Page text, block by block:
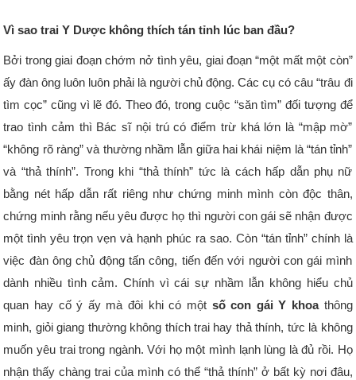
Vì sao trai Y Dược không thích tán tỉnh lúc ban đầu?
Bởi trong giai đoạn chớm nở tình yêu, giai đoạn “một mất một còn”
ấy đàn ông luôn luôn phải là người chủ động. Các cụ có câu “trâu đi
tìm cọc” cũng vì lẽ đó. Theo đó, trong cuộc “săn tìm” đối tượng để
trao tình cảm thì Bác sĩ nội trú có điểm trừ khá lớn là “mập mờ”
“không rõ ràng” và thường nhầm lẫn giữa hai khái niệm là “tán tỉnh”
và “thả thính”. Trong khi “thả thính” tức là cách hấp dẫn phụ nữ
bằng nét hấp dẫn rất riêng như chứng minh mình còn độc thân,
chứng minh rằng nếu yêu được họ thì người con gái sẽ nhận được
một tình yêu trọn vẹn và hạnh phúc ra sao. Còn “tán tỉnh” chính là
việc đàn ông chủ động tấn công, tiến đến với người con gái mình
dành nhiều tình cảm. Chính vì cái sự nhầm lẫn không hiểu chủ
quan hay cố ý ấy mà đôi khi có một số con gái Y khoa thông
minh, giỏi giang thường không thích trai hay thả thính, tức là không
muốn yêu trai trong ngành. Với họ một mình lạnh lùng là đủ rồi. Họ
nhận thấy chàng trai của mình có thể “thả thính” ở bất kỳ nơi đâu,